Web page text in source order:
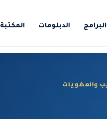
البرامج الدبلومات المكتبة